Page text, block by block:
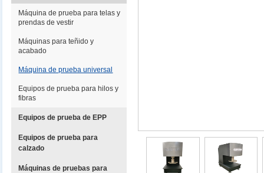
Máquina de prueba para telas y
prendas de vestir
Máquinas para teñido y
acabado
Máquina de prueba universal
Equipos de prueba para hilos y
fibras
Equipos de prueba de EPP
Equipos de prueba para
calzado
Máquinas de pruebas para